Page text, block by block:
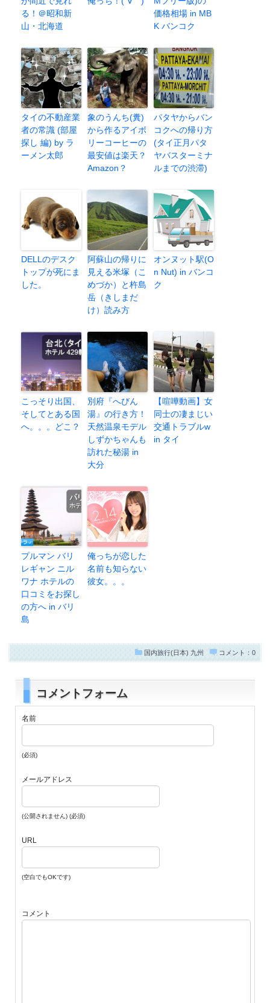
る！＠昭和新
山・北海道
価格相場 in MB
K バンコク
タイの不動産業
者の常識 (部屋
探し 編) by ラ
ーメン太郎
象のうんち(糞)
から作るアイボ
リーコーヒーの
最安値は楽天？
Amazon？
パタヤからバン
コクへの帰り方
(タイ正月パタ
ヤバスターミナ
ルまでの渋滞)
DELLのデスク
トップが死にま
した。
阿蘇山の帰りに
見える米塚（こ
めづか）と杵島
岳（きしまだ
け）読み方
オンヌット駅(O
n Nut) in バンコ
ク
こっそり出国、
そしてとある国
へ。。。どこ？
別府『へびん
湯』の行き方！
天然温泉モデル
しずかちゃんも
訪れた秘湯 in
大分
【喧嘩動画】女
同士の凄まじい
交通トラブルw
in タイ
プルマン バリ
レギャン ニル
ワナ ホテルの
口コミをお探し
の方へ in バリ
島
俺っちが恋した
名前も知らない
彼女。。。
国内旅行(日本) 九州 コメント：0
コメントフォーム
名前
(必須)
メールアドレス
(公開されません) (必須)
URL
(空白でもOKです)
コメント